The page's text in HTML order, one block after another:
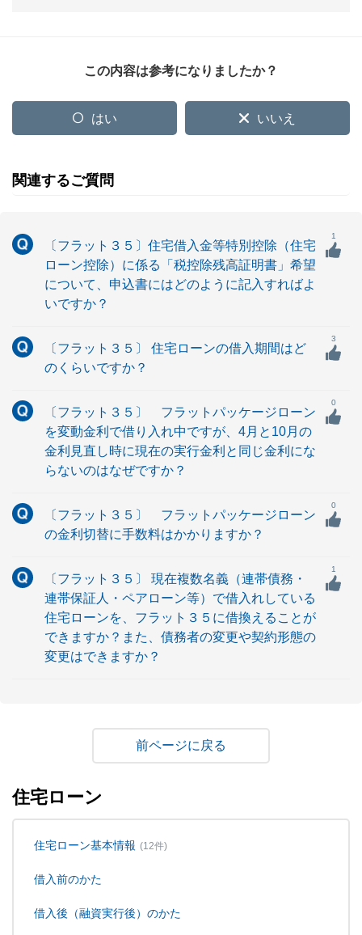
この内容は参考になりましたか？
はい いいえ
関連するご質問
〔フラット３５〕住宅借入金等特別控除（住宅
ローン控除）に係る「税控除残高証明書」希望
について、申込書にはどのように記入すればよ
いですか？
1
〔フラット３５〕 住宅ローンの借入期間はど
のくらいですか？
3
〔フラット３５〕 フラットパッケージローン
を変動金利で借り入れ中ですが、4月と10月の
金利見直し時に現在の実行金利と同じ金利にな
らないのはなぜですか？
0
〔フラット３５〕 フラットパッケージローン
の金利切替に手数料はかかりますか？
0
〔フラット３５〕 現在複数名義（連帯債務・
連帯保証人・ペアローン等）で借入れしている
住宅ローンを、フラット３５に借換えることが
できますか？また、債務者の変更や契約形態の
変更はできますか？
1
戻る
住宅ローン
住宅ローン基本情報 (12件)
借入前のかた
借入後（融資実行後）のかた